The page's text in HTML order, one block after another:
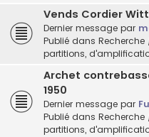
Vends Cordier
Dernier message par
Publié dans
partitions,
Archet
1950
Dernier message par
Publié dans
partitions,